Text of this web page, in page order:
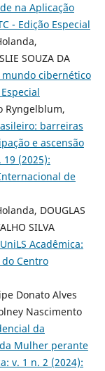
na Aplicação
- Edição Especial
SOUZA DA
cibernético
Ryngelblum,
barreiras
e ascensão
19 (2025):
de
DOUGLAS
SILVA
UniLS Acadêmica:
Centro
Donato Alves
Nascimento
da
Mulher perante
v. 1 n. 2 (2024):